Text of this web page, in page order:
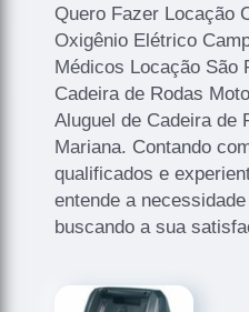
Quero Fazer Locação
Oxigênio Elétrico
Médicos Locação São
Cadeira de Rodas
Aluguel de Cadeira de
Mariana. Contando
qualificados e
entende a
buscando a sua